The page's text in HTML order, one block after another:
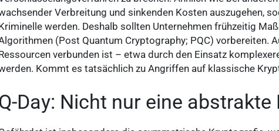
Verbreitung und sinkenden Kosten auszugehen,
werden. Deshalb sollten Unternehmen frühzeitig
(Post Quantum Cryptography; PQC) vorbereiten.
verbunden ist – etwa durch den Einsatz
Kommt es tatsächlich zu Angriffen auf klassische
Day: Nicht nur eine abstrakte